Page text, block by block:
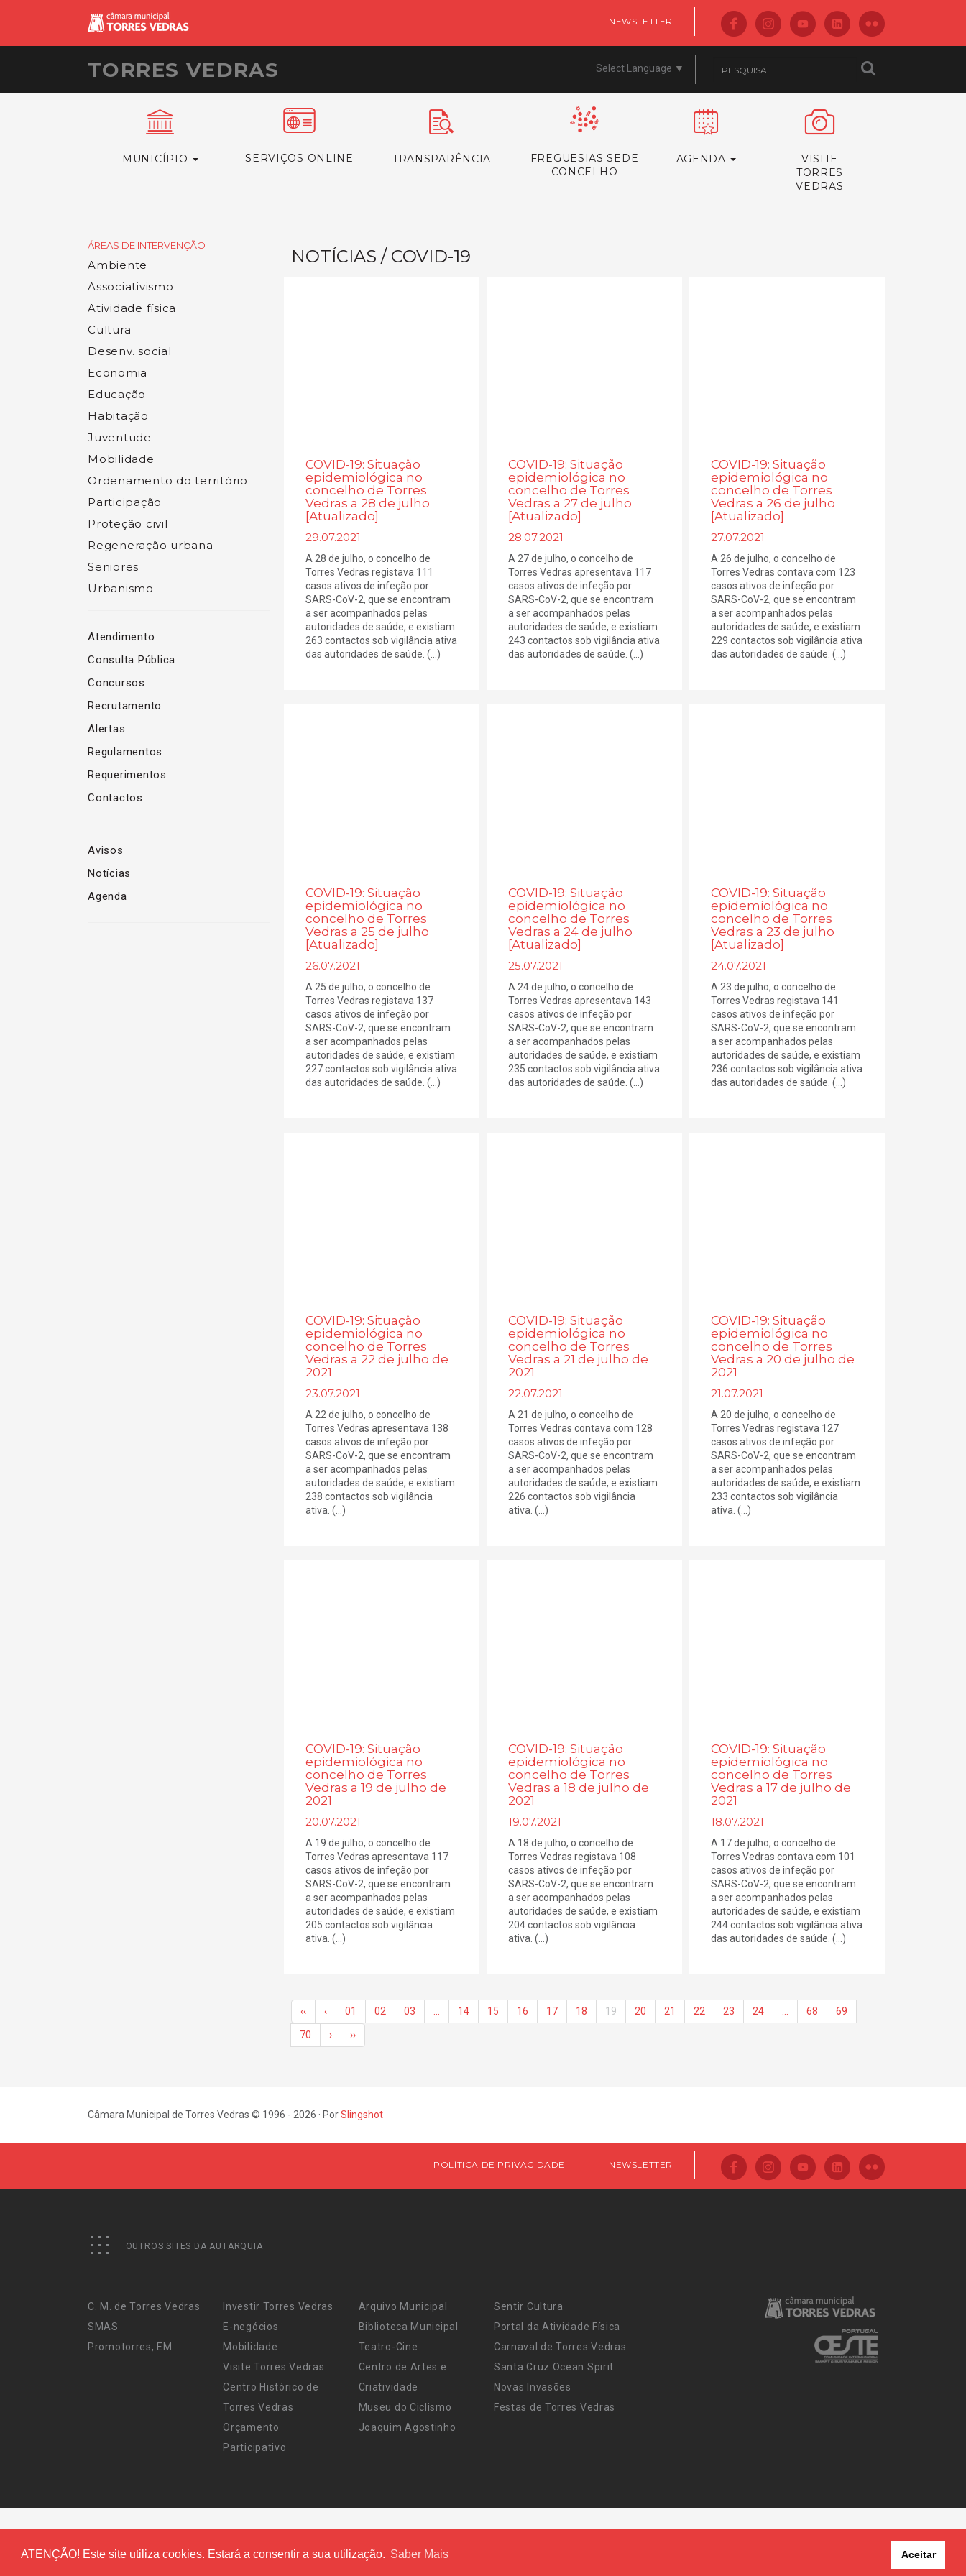
ATENÇÃO! Este site utiliza cookies. Estará a consentir a sua utilização. Saber Mais Aceitar
NEWSLETTER
TORRES VEDRAS Select Language ▼
MUNICÍPIO SERVIÇOS ONLINE TRANSPARÊNCIA
FREGUESIAS SEDE
CONCELHO
AGENDA
VISITE
TORRES
VEDRAS
ÁREAS DE INTERVENÇÃO
Ambiente
Associativismo
Atividade física
Cultura
Desenv. social
Economia
Educação
Habitação
Juventude
Mobilidade
Ordenamento do território
Participação
Proteção civil
Regeneração urbana
Seniores
Urbanismo
Atendimento
Consulta Pública
Concursos
Recrutamento
Alertas
Regulamentos
Requerimentos
Contactos
Avisos
Notícias
Agenda
NOTÍCIAS / COVID-19
COVID-19: Situação
epidemiológica no
concelho de Torres
Vedras a 28 de julho
[Atualizado]
29.07.2021
A 28 de julho, o concelho de
Torres Vedras registava 111
casos ativos de infeção por
SARS-CoV-2, que se encontram
a ser acompanhados pelas
autoridades de saúde, e existiam
263 contactos sob vigilância ativa
das autoridades de saúde. (...)
COVID-19: Situação
epidemiológica no
concelho de Torres
Vedras a 27 de julho
[Atualizado]
28.07.2021
A 27 de julho, o concelho de
Torres Vedras apresentava 117
casos ativos de infeção por
SARS-CoV-2, que se encontram
a ser acompanhados pelas
autoridades de saúde, e existiam
243 contactos sob vigilância ativa
das autoridades de saúde. (...)
COVID-19: Situação
epidemiológica no
concelho de Torres
Vedras a 26 de julho
[Atualizado]
27.07.2021
A 26 de julho, o concelho de
Torres Vedras contava com 123
casos ativos de infeção por
SARS-CoV-2, que se encontram
a ser acompanhados pelas
autoridades de saúde, e existiam
229 contactos sob vigilância ativa
das autoridades de saúde. (...)
COVID-19: Situação
epidemiológica no
concelho de Torres
Vedras a 25 de julho
[Atualizado]
26.07.2021
A 25 de julho, o concelho de
Torres Vedras registava 137
casos ativos de infeção por
SARS-CoV-2, que se encontram
a ser acompanhados pelas
autoridades de saúde, e existiam
227 contactos sob vigilância ativa
das autoridades de saúde. (...)
COVID-19: Situação
epidemiológica no
concelho de Torres
Vedras a 24 de julho
[Atualizado]
25.07.2021
A 24 de julho, o concelho de
Torres Vedras apresentava 143
casos ativos de infeção por
SARS-CoV-2, que se encontram
a ser acompanhados pelas
autoridades de saúde, e existiam
235 contactos sob vigilância ativa
das autoridades de saúde. (...)
COVID-19: Situação
epidemiológica no
concelho de Torres
Vedras a 23 de julho
[Atualizado]
24.07.2021
A 23 de julho, o concelho de
Torres Vedras registava 141
casos ativos de infeção por
SARS-CoV-2, que se encontram
a ser acompanhados pelas
autoridades de saúde, e existiam
236 contactos sob vigilância ativa
das autoridades de saúde. (...)
COVID-19: Situação
epidemiológica no
concelho de Torres
Vedras a 22 de julho de
2021
23.07.2021
A 22 de julho, o concelho de
Torres Vedras apresentava 138
casos ativos de infeção por
SARS-CoV-2, que se encontram
a ser acompanhados pelas
autoridades de saúde, e existiam
238 contactos sob vigilância
ativa. (...)
COVID-19: Situação
epidemiológica no
concelho de Torres
Vedras a 21 de julho de
2021
22.07.2021
A 21 de julho, o concelho de
Torres Vedras contava com 128
casos ativos de infeção por
SARS-CoV-2, que se encontram
a ser acompanhados pelas
autoridades de saúde, e existiam
226 contactos sob vigilância
ativa. (...)
COVID-19: Situação
epidemiológica no
concelho de Torres
Vedras a 20 de julho de
2021
21.07.2021
A 20 de julho, o concelho de
Torres Vedras registava 127
casos ativos de infeção por
SARS-CoV-2, que se encontram
a ser acompanhados pelas
autoridades de saúde, e existiam
233 contactos sob vigilância
ativa. (...)
COVID-19: Situação
epidemiológica no
concelho de Torres
Vedras a 19 de julho de
2021
20.07.2021
A 19 de julho, o concelho de
Torres Vedras apresentava 117
casos ativos de infeção por
SARS-CoV-2, que se encontram
a ser acompanhados pelas
autoridades de saúde, e existiam
205 contactos sob vigilância
ativa. (...)
COVID-19: Situação
epidemiológica no
concelho de Torres
Vedras a 18 de julho de
2021
19.07.2021
A 18 de julho, o concelho de
Torres Vedras registava 108
casos ativos de infeção por
SARS-CoV-2, que se encontram
a ser acompanhados pelas
autoridades de saúde, e existiam
204 contactos sob vigilância
ativa. (...)
COVID-19: Situação
epidemiológica no
concelho de Torres
Vedras a 17 de julho de
2021
18.07.2021
A 17 de julho, o concelho de
Torres Vedras contava com 101
casos ativos de infeção por
SARS-CoV-2, que se encontram
a ser acompanhados pelas
autoridades de saúde, e existiam
244 contactos sob vigilância ativa
das autoridades de saúde. (...)
‹‹ ‹ 01 02 03 14 15 16 17 18 19 20 21 22 23 24 68 69
70 › ››
Câmara Municipal de Torres Vedras © 1996 - 2026 · PorSlingshot
POLÍTICA DE PRIVACIDADE NEWSLETTER
OUTROS SITES DA AUTARQUIA
C. M. de Torres Vedras
SMAS
Promotorres, EM
Investir Torres Vedras
E-negócios
Mobilidade
Visite Torres Vedras
Centro Histórico de
Torres Vedras
Orçamento
Participativo
Arquivo Municipal
Biblioteca Municipal
Teatro-Cine
Centro de Artes e
Criatividade
Museu do Ciclismo
Joaquim Agostinho
Sentir Cultura
Portal da Atividade Física
Carnaval de Torres Vedras
Santa Cruz Ocean Spirit
Novas Invasões
Festas de Torres Vedras